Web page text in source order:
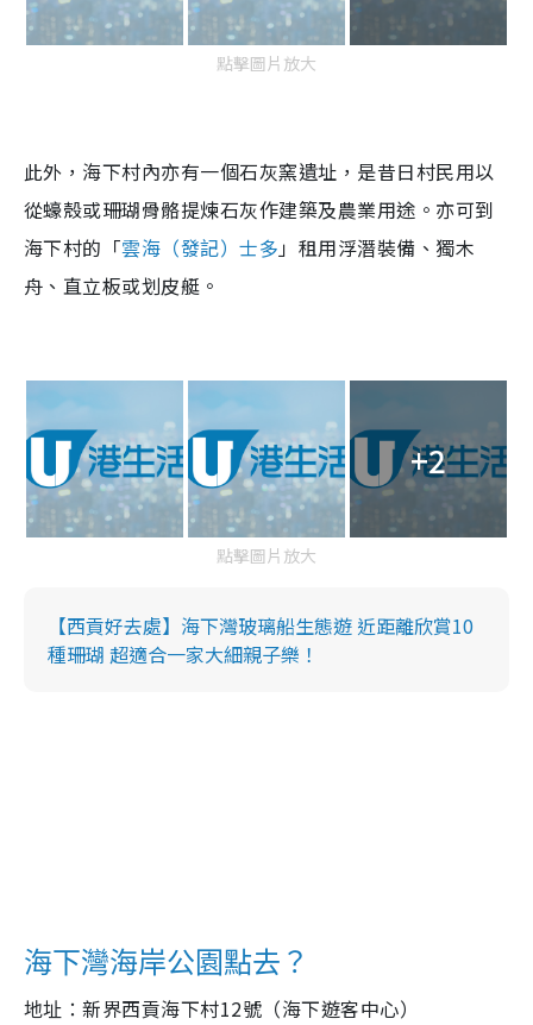
點擊圖片放大
此外，海下村內亦有一個石灰窯遺址，是昔日村民用以
從蠔殼或珊瑚骨骼提煉石灰作建築及農業用途。亦可到
海下村的「雲海（發記）士多」租用浮潛裝備、獨木
舟、直立板或划皮艇。
+2
點擊圖片放大
【西貢好去處】海下灣玻璃船生態遊 近距離欣賞10
種珊瑚 超適合一家大細親子樂！
海下灣海岸公園點去？
地址：新界西貢海下村12號（海下遊客中心）